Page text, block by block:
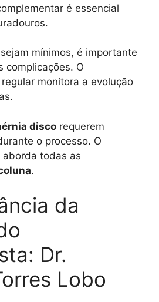
é essencial
sejam mínimos, é importante
complicações. O
monitora a evolução
disco requerem
o processo. O
todas as
.
da
Dr.
Lobo